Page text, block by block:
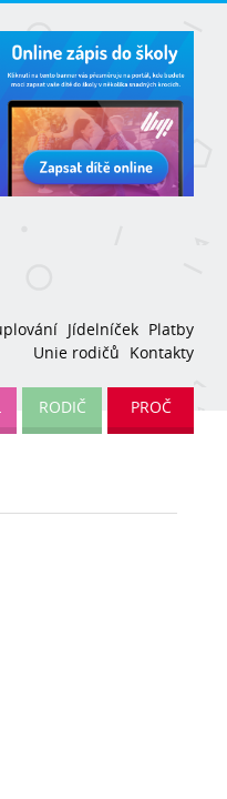
Jídelníček Platby
Unie rodičů Kontakty
RODIČ PROČ